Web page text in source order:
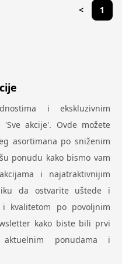
< 1
i ekskluzivnim
akcije'. Ovde možete
asortimana po sniženim
ponudu kako bismo vam
i najatraktivnijim
da ostvarite uštede i
kvalitetom po povoljnim
kako biste bili prvi
ponudama i